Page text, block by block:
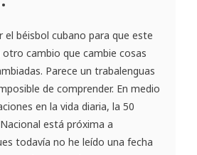
el béisbol cubano para que este
cambio que cambie cosas
Parece un trabalenguas
de comprender. En medio
en la vida diaria, la 50
está próxima a
todavía no he leído una fecha